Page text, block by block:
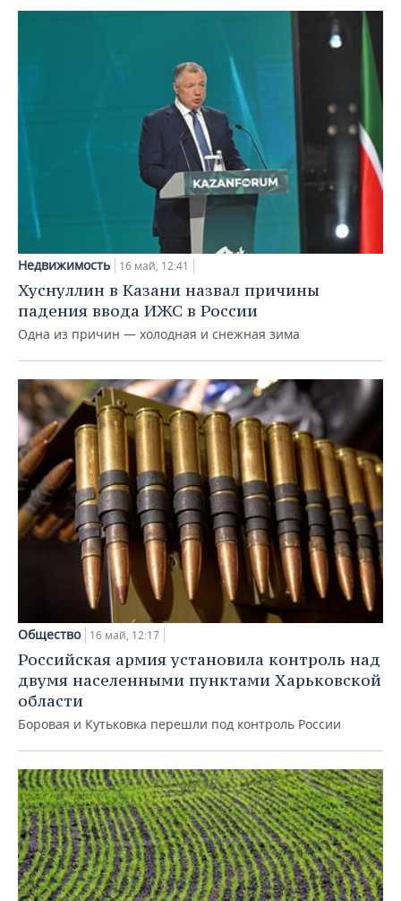
Недвижимость 16 май, 12:41
Хуснуллин в Казани назвал причины
падения ввода ИЖС в России
Одна из причин — холодная и снежная зима
Общество 16 май, 12:17
Российская армия установила контроль над
двумя населенными пунктами Харьковской
области
Боровая и Кутьковка перешли под контроль России